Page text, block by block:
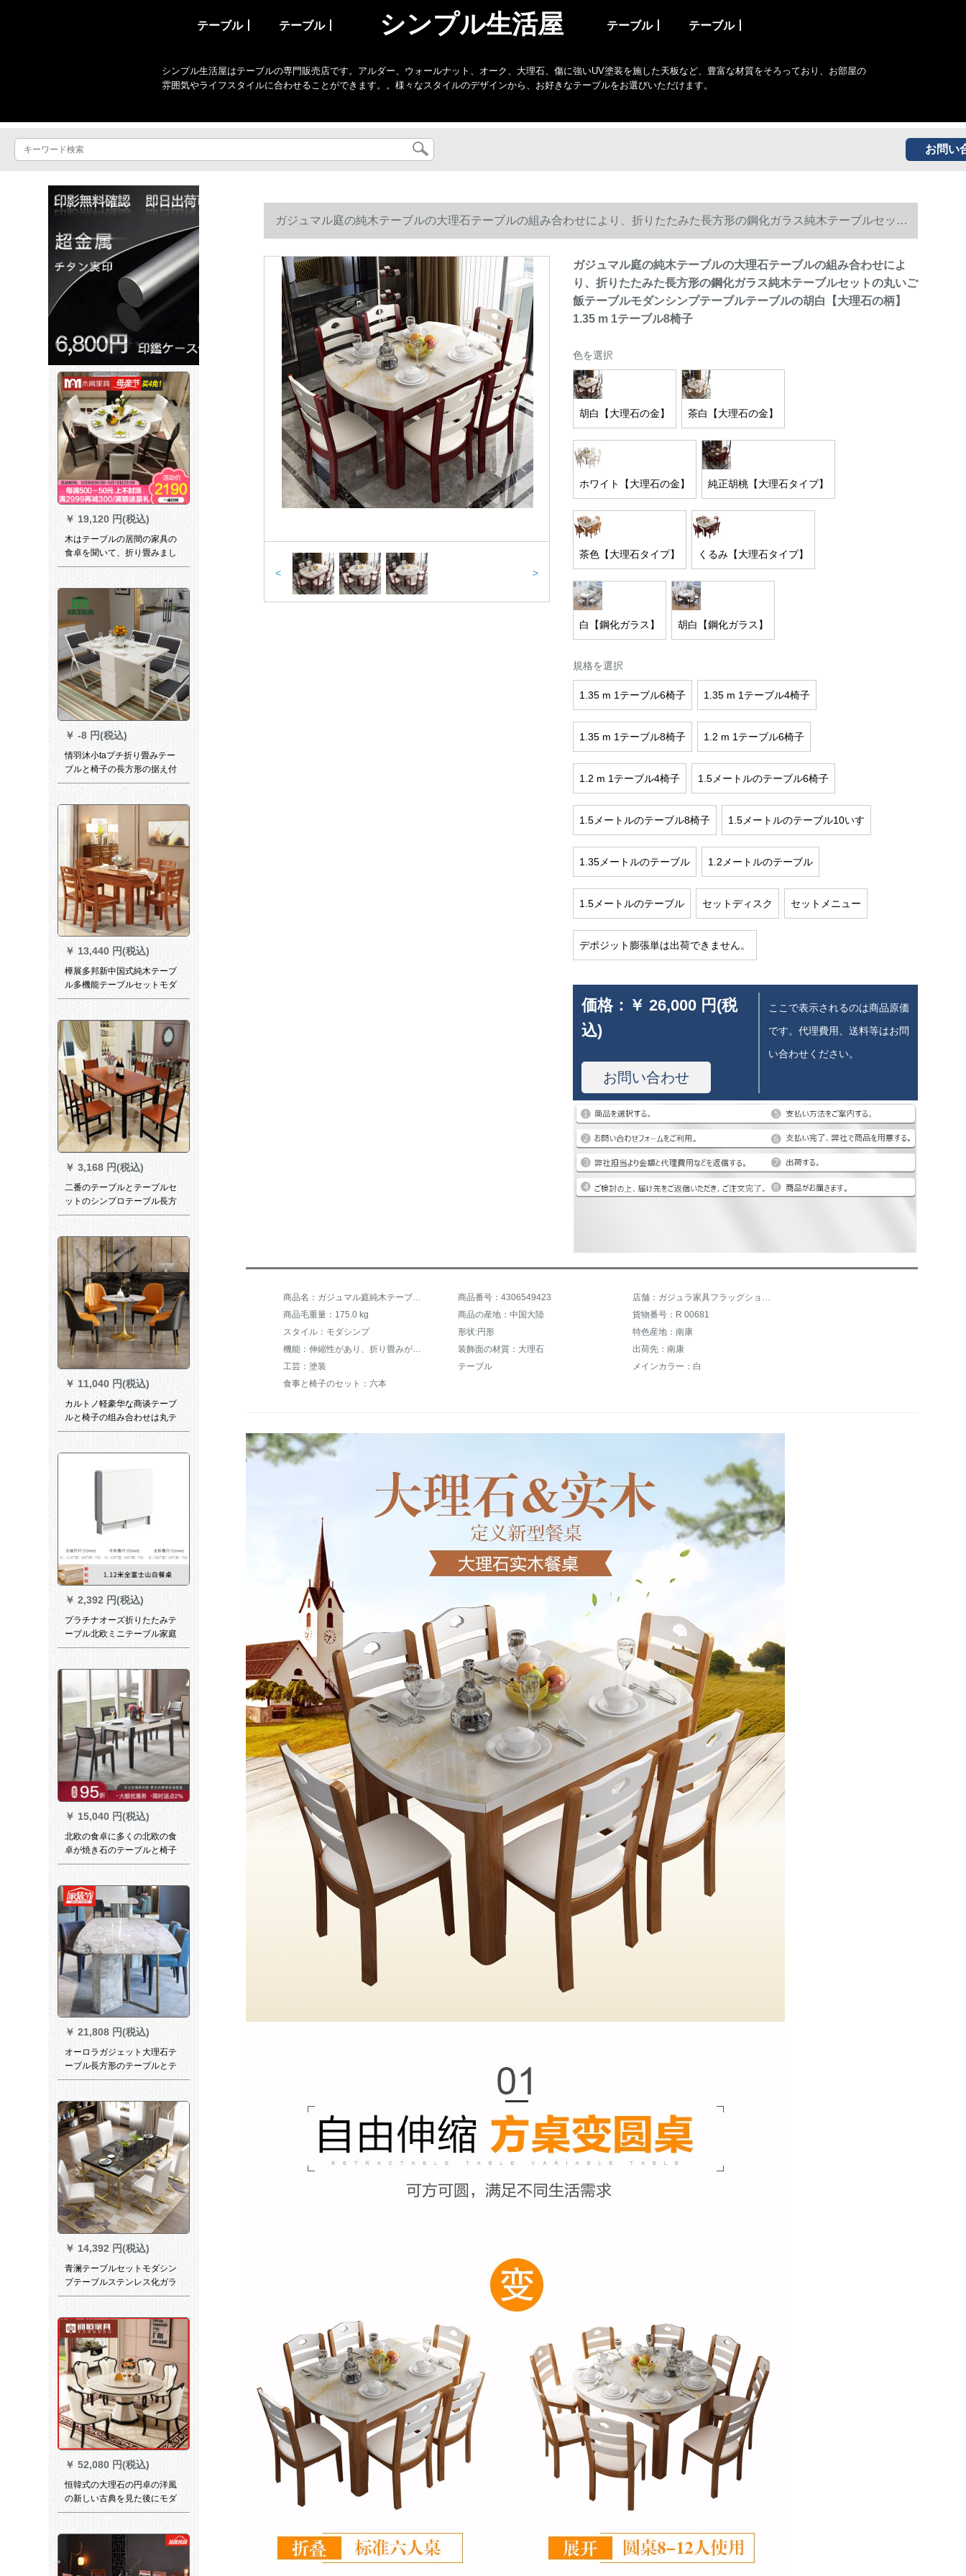
テーブル丨 テーブル丨 シンプル生活屋 テーブル丨 テーブル丨
シンプル生活屋はテーブルの専門販売店です。アルダー、ウォールナット、オーク、大理石、傷に強いUV塗装を施した天板など、豊富な材質をそろっており、お部屋の
雰囲気やライフスタイルに合わせることができます。。様々なスタイルのデザインから、お好きなテーブルをお選びいただけます。
お問い
￥ 19,120 円(税込)
木はテーブルの居間の家具の
食卓を聞いて、折り畳みまし
た。ガラスの円いテーブルと
￥ -8 円(税込)
情羽沐小taプチ折り畳みテー
ブルと椅子の長方形の据え付
けが免除されています。家庭
で伸縮可能です。テーブルの
純白サイズを収納できます。
￥ 13,440 円(税込)
樺展多邦新中国式純木テーブ
ル多機能テーブルセットモダ
シンプレルレストラン家具伸
台海棠色のテーブル
￥ 3,168 円(税込)
二番のテーブルとテーブルセ
ットのシンプロテーブル長方
形家庭用テーブルレストラン
に黒い棚110*60テーブルに椅
子4つを配置します。
￥ 11,040 円(税込)
カルトノ軽豪华な商谈テーブ
ルと椅子の组み合わせは丸テ
ーブル一テーブルでございま
￥ 2,392 円(税込)
プラチナオーズ折りたたみテ
ーブル北欧ミニテーブル家庭
のシンプロ家庭用テーブル固
ンの家具板式テーブルに伸縮
できます。
￥ 15,040 円(税込)
北欧の食卓に多くの北欧の食
卓が焼き石のテーブルと椅子
を組み合わせたモデルプチッ
ご飯テーブル焼石ガラス台
【伸縮可能】単一テーブル
【伸縮可能】
￥ 21,808 円(税込)
オーロラガジェット大理石テ
ーブル長方形のテーブルとテ
ーブルの組み合わせモダシン
大理石テーブルラ糸ステンレ
ス長方形のテーブルとテーブ
ルの組み合わせ1.4*0.8メート
ルの軽い贅沢な大理石テーブ
ルテーブル
￥ 14,392 円(税込)
青澜テーブルセットモダシン
プテーブルステンレス化ガラ
ステーブル軽赘沢后モダンテ
テーブル
￥ 52,080 円(税込)
恒韓式の大理石の円卓の洋風
の新しい古典を見た後にモダ
ンの食事テーブルの象牙の六
理石の足のテーブルの象牙の
白い食事のテーブルと椅子の
組み合わせの洋風の円卓の1.5
ガジュマル庭の純木テーブルの大理石テーブルの組み合わせにより、折りたたみた長方形の鋼化ガラス純木テーブルセット
の丸いご飯テーブルモダンシンプテーブルテーブルの胡白【大理石の柄】1.35 m 1テーブル8椅子
< >
ガジュマル庭の純木テーブルの大理石テーブルの組み合わせによ
り、折りたたみた長方形の鋼化ガラス純木テーブルセットの丸いご
飯テーブルモダンシンプテーブルテーブルの胡白【大理石の柄】
1.35 m 1テーブル8椅子
色を選択
胡白【大理石の金】 茶白【大理石の金】
ホワイト【大理石の金】 純正胡桃【大理石タイプ】
茶色【大理石タイプ】 くるみ【大理石タイプ】
白【鋼化ガラス】 胡白【鋼化ガラス】
規格を選択
1.35 m 1テーブル6椅子 1.35 m 1テーブル4椅子
1.35 m 1テーブル8椅子 1.2 m 1テーブル6椅子
1.2 m 1テーブル4椅子 1.5メートルのテーブル6椅子
1.5メートルのテーブル8椅子 1.5メートルのテーブル10いす
1.35メートルのテーブル 1.2メートルのテーブル
1.5メートルのテーブル セットディスク セットメニュー
デポジット膨張単は出荷できません。
価格： ￥ 26,000 円(税
込)
お問い合わせ
ここで表示されるのは商品原価
です。代理費用、送料等はお問
い合わせください。
商品名：ガジュマル庭純木テーブル付大理石テーブルセット折りたたみた長方形鋼化ガラス純木テーブルセット円形ご飯テーブルモダシンプテーブルテーブルテーブルテーブル胡白【大理石スタイル】1.35 m 1テーブル8椅子 商品番号：4306549423
店舗：ガジュラ家具フラッグショップ
商品毛重量：175.0 kg
商品の産地：中国大陸
貨物番号：R 00681
スタイル：モダシンプ
形状:円形
特色産地：南康
機能：伸縮性があり、折り畳みができ、回転盤が付いています。
装飾面の材質：大理石
出荷先：南康
工芸：塗装
テーブル
メインカラー：白
食事と椅子のセット：六本